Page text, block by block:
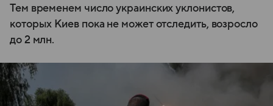
Тем временем число украинских уклонистов,
которых Киев пока не может отследить, возросло
до 2 млн.